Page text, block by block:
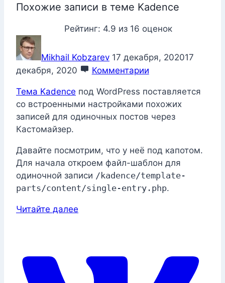
Похожие записи в теме Kadence
Рейтинг: 4.9 из 16 оценок
Mikhail Kobzarev 17 декабря, 202017
декабря, 2020
Комментарии
Тема Kadence под WordPress поставляется
со встроенными настройками похожих
записей для одиночных постов через
Кастомайзер.
Давайте посмотрим, что у неё под капотом.
Для начала откроем файл-шаблон для
одиночной записи /kadence/template-
parts/content/single-entry.php.
Читайте далее